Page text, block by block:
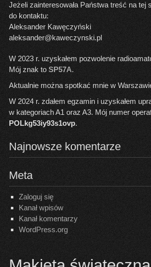
Jeżeli zainteresowała Państwa treść na tej
do kontaktu:
Aleksander Kawęczyński
aleksander@kaweczynski.pl
W 2023 r. uzyskałem pozwolenie
Mój znak to SP57A.
Aktualnie można spotkać mnie w
W 2024 r. zdałem egzamin i uzyskałem
w kategoriach A1 oraz A3. Mój numer
POLkg53iy93s1ovp.
Najnowsze komentarze
Meta
Zaloguj się
Kanał wpisów
Kanał komentarzy
WordPress.org